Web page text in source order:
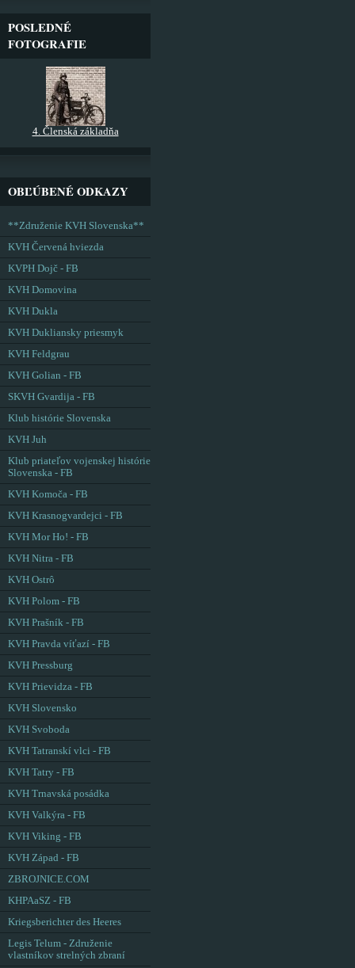
POSLEDNÉ
FOTOGRAFIE
4. Členská základňa
OBĽÚBENÉ ODKAZY
**Združenie KVH Slovenska**
KVH Červená hviezda
KVPH Dojč - FB
KVH Domovina
KVH Dukla
KVH Dukliansky priesmyk
KVH Feldgrau
KVH Golian - FB
SKVH Gvardija - FB
Klub histórie Slovenska
KVH Juh
Klub priateľov vojenskej histórie
Slovenska - FB
KVH Komoča - FB
KVH Krasnogvardejci - FB
KVH Mor Ho! - FB
KVH Nitra - FB
KVH Ostrô
KVH Polom - FB
KVH Prašník - FB
KVH Pravda víťazí - FB
KVH Pressburg
KVH Prievidza - FB
KVH Slovensko
KVH Svoboda
KVH Tatranskí vlci - FB
KVH Tatry - FB
KVH Trnavská posádka
KVH Valkýra - FB
KVH Viking - FB
KVH Západ - FB
ZBROJNICE.COM
KHPAaSZ - FB
Kriegsberichter des Heeres
Legis Telum - Združenie
vlastníkov strelných zbraní